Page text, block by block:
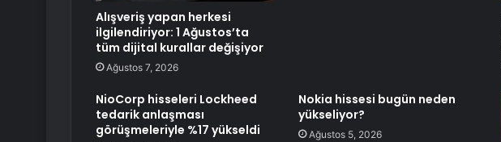
Alışveriş yapan herkesi
ilgilendiriyor: 1 Ağustos’ta
tüm dijital kurallar değişiyor
Ağustos 7, 2026
NioCorp hisseleri Lockheed
tedarik anlaşması
görüşmeleriyle %17 yükseldi
Nokia hissesi bugün neden
yükseliyor?
Ağustos 5, 2026